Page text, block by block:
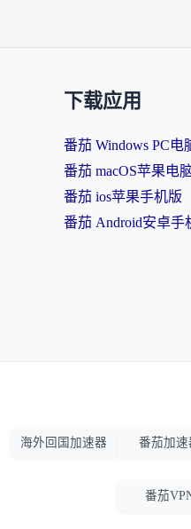
下载应用
番茄 Windows PC电
番茄 macOS苹果电
番茄 ios苹果手机版
番茄 Android安卓手
海外回国加速器 番茄加速
番茄